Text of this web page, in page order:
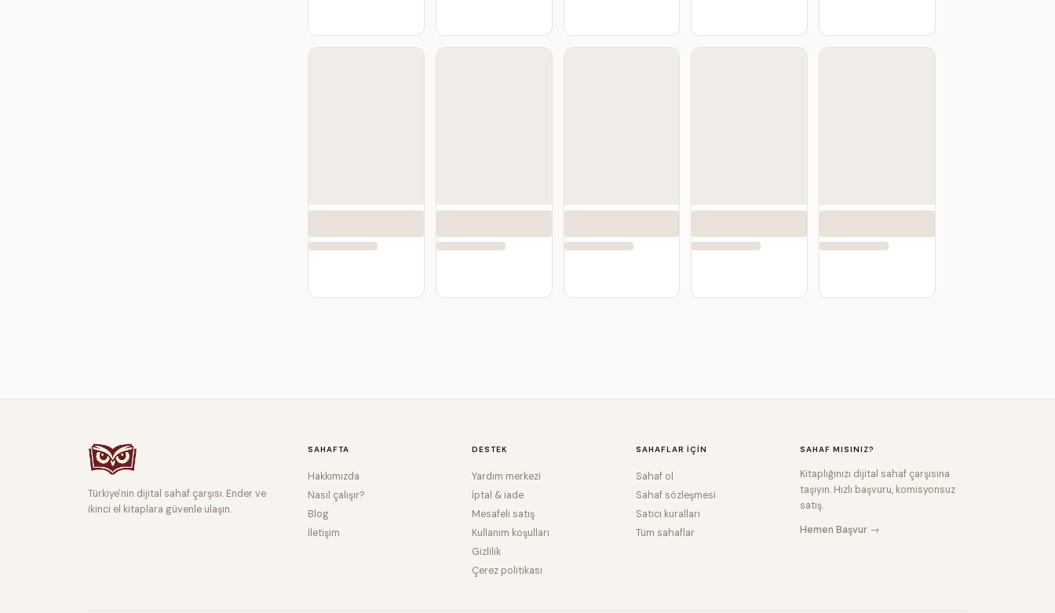
Türkiye'nin dijital sahaf çarşısı. Ender ve
ikinci el kitaplara güvenle ulaşın.
SAHAFTA
Hakkımızda
Nasıl çalışır?
Blog
İletişim
DESTEK
Yardım merkezi
İptal & iade
Mesafeli satış
Kullanım koşulları
Gizlilik
Çerez politikası
SAHAFLAR IÇIN
Sahaf ol
Sahaf sözleşmesi
Satıcı kuralları
Tüm sahaflar
SAHAF MISINIZ?
Kitaplığınızı dijital sahaf çarşısına
taşıyın. Hızlı başvuru, komisyonsuz
satış.
Hemen Başvur →